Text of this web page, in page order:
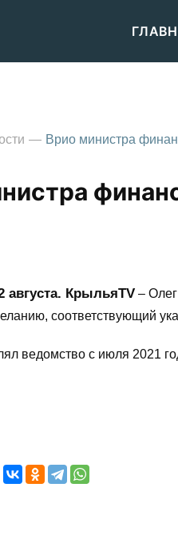
Врио министра
августа. КрыльяTV –
соответствующий
ведомство с июля 2021